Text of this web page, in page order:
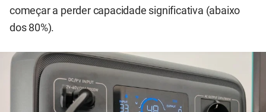
começar a perder capacidade significativa (abaixo
dos 80%).